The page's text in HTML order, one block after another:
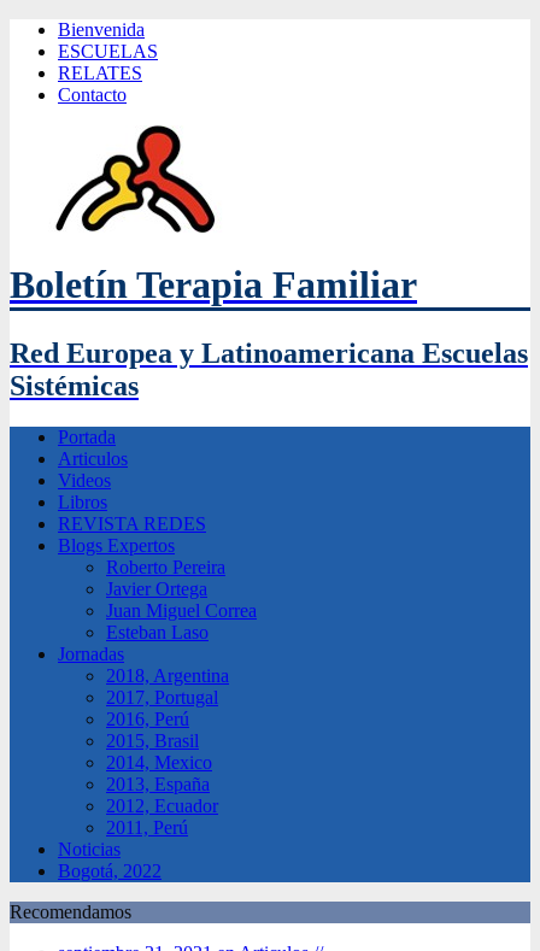
Bienvenida
ESCUELAS
RELATES
Contacto
Boletín Terapia Familiar
Red Europea y Latinoamericana Escuelas
Sistémicas
Portada
Articulos
Videos
Libros
REVISTA REDES
Blogs Expertos
Roberto Pereira
Javier Ortega
Juan Miguel Correa
Esteban Laso
Jornadas
2018, Argentina
2017, Portugal
2016, Perú
2015, Brasil
2014, Mexico
2013, España
2012, Ecuador
2011, Perú
Noticias
Bogotá, 2022
Recomendamos